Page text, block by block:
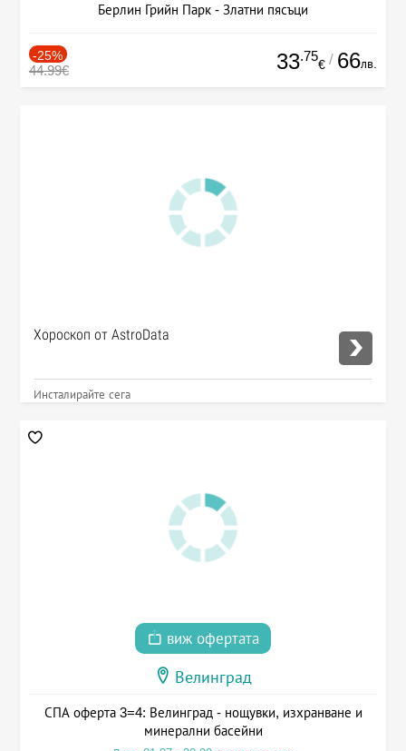
Берлин Грийн Парк - Златни пясъци
-25%
44.99€ 33.75
€ / 66лв.
Хороскоп от AstroData
Инсталирайте сега
виж офертата
Велинград
СПА оферта 3=4: Велинград - нощувки, изхранване и
минерални басейни